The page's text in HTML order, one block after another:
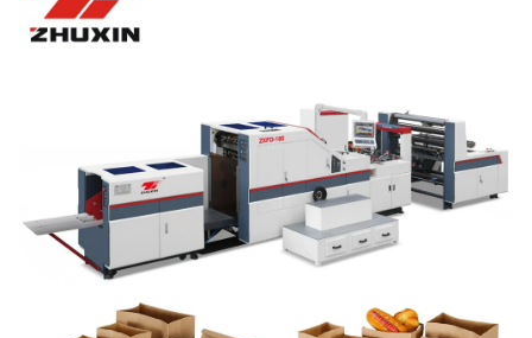
Კომპანია
Კონტაქტი
Ხშირად დასმული კითხვები